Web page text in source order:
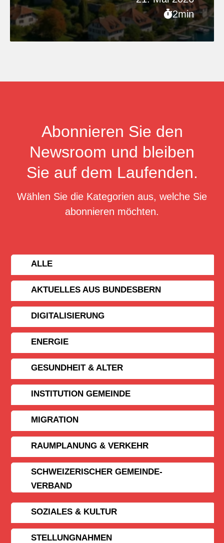
2min
Abonnieren Sie den
Newsroom und bleiben
Sie auf dem Laufenden.
Wählen Sie die Kategorien aus, welche Sie
abonnieren möchten.
ALLE
AKTUELLES AUS BUNDESBERN
DIGITALISIERUNG
ENERGIE
GESUNDHEIT & ALTER
INSTITUTION GEMEINDE
MIGRATION
RAUMPLANUNG & VERKEHR
SCHWEIZERISCHER GEMEINDE­
VERBAND
SOZIALES & KULTUR
STELLUNGNAHMEN